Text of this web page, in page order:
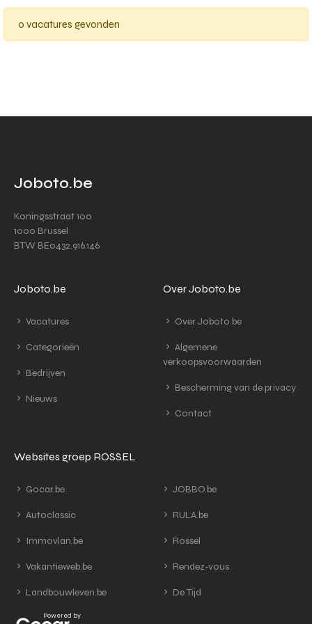
0 vacatures gevonden
Joboto.be
Koningsstraat 100
1000 Brussel
BTW BE0432.916.146
Joboto.be
Vacatures
Categorieën
Bedrijven
Nieuws
Over Joboto.be
Over Joboto.be
Algemene
verkoopsvoorwaarden
Bescherming van de privacy
Contact
Websites groep ROSSEL
Gocar.be
Autoclassic
Immovlan.be
Vakantieweb.be
Landbouwleven.be
JOBBO.be
RULA.be
Rossel
Rendez-vous
De Tijd
Powered by